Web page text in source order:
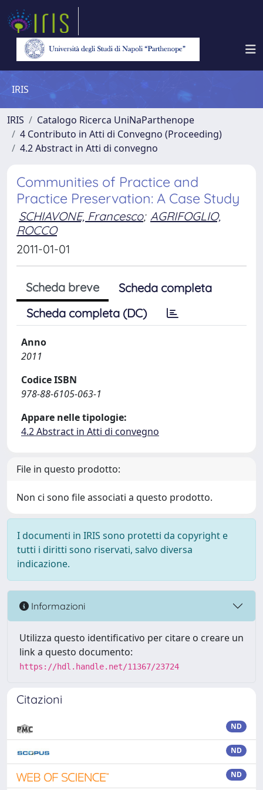
IRIS
IRIS
Catalogo Ricerca UniNaParthenope
4 Contributo in Atti di Convegno (Proceeding)
4.2 Abstract in Atti di convegno
Communities of Practice and
Practice Preservation: A Case Study
SCHIAVONE, Francesco; AGRIFOGLIO,
ROCCO
2011-01-01
Scheda breve
Scheda completa
Scheda completa (DC)
Anno
2011
Codice ISBN
978-88-6105-063-1
Appare nelle tipologie:
4.2 Abstract in Atti di convegno
File in questo prodotto:
Non ci sono file associati a questo prodotto.
I documenti in IRIS sono protetti da copyright e
tutti i diritti sono riservati, salvo diversa
indicazione.
Informazioni
Utilizza questo identificativo per citare o creare un
link a questo documento:
https://hdl.handle.net/11367/23724
Citazioni
ND
ND
ND